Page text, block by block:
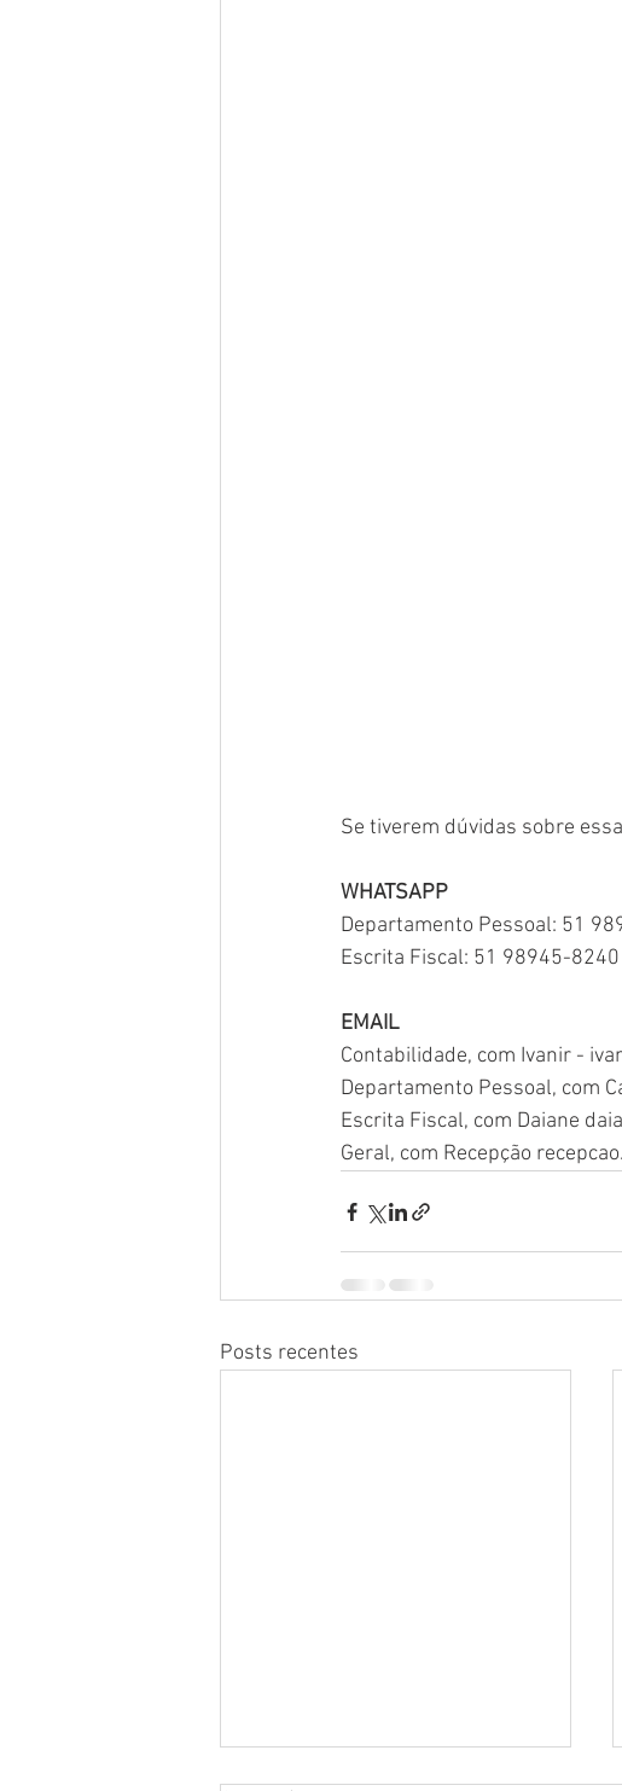
Se tiverem dúvidas sobre
WHATSAPP
Departamento Pessoal: 51
Escrita Fiscal: 51 98945-8240
EMAIL
Contabilidade, com Ivanir -
Departamento Pessoal, com
Escrita Fiscal, com Daiane
Geral, com Recepção
Posts recentes